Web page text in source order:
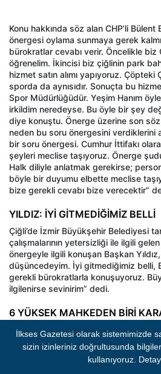
Konu hakkında söz alan CHP’li Bülent
önergesi oylama sunmaya gerek
bürokratlar cevabı verir. Öncelikle biz
öğrenelim. İkincisi biz çiğlinin park
hizmet satın alımı yapıyoruz.
sporda da aynısıdır. Sonuçta bu
Spor Müdürlüğüdür. Yeşim Hanım
irkildim neredeyse. Bu öyle bir şey
diye konuştu. Önerge üzerine son
neden bu soru önergesini verdiklerini
bir soru önergesi. Cumhur İttifakı
şeyleri meclise taşıyoruz. Önerge
Halk diliyle anlatmak gerekirse;
böyle bir duyumu elbette meclise
bize gerekli cevabı bize verecektir”
YILDIZ: İYİ GİTMEDİĞİMİZ BELLİ
Çiğli’de İzmir Büyükşehir Belediyesi
çalışmalarının yetersizliği ile ilgili
önergeyle ilgili konuşan Başkan
düşüncedeyim. İyi gitmediğimiz belli,
gerekli bürokratlarla konuşuyoruz.
ilgilenirse sevinirim” dedi.
6 YÜKSEK MAHKEDEN BİRİ
Dilek ve Temenni Bölümüne geçilen
Çöplüğünün son durumunu gündeme
çöplüğün durumu konusunda yeni bir
olmadığını soran AK Partili Mürşit
İlkses Gazetesi olarak sistemimizde
sizin izinleriniz doğrultusunda
kullanıyoruz.